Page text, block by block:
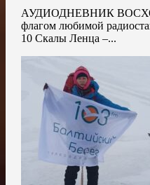
АУДИОДНЕВНИК
флагом любимой
10 Скалы Ленца –...